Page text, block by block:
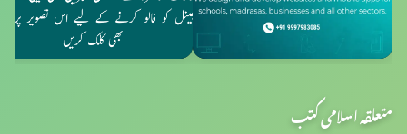
متعلقہ اسلامی کتب